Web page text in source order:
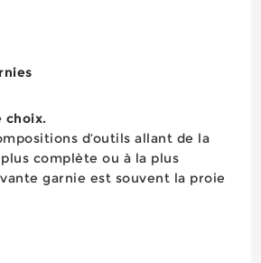
choix.
d’outils allant de la
complète ou à la plus
garnie est souvent la proie